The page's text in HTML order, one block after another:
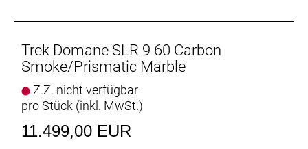
breiten Reifen, aber dank der Reifenfreiheit bis 38-
mm-Reifen kannst du von glattem Asphalt bis
Interne Aufbewahrung
Dank im Unterrohr integriertem Staufach und
Aufnahmepunkten am Oberrohr hast du auf deinen
Trek Domane SLR 9 60 Carbon
Smoke/Prismatic Marble
Z.Z. nicht verfügbar
pro Stück (inkl. MwSt.)
11.499,00 EUR